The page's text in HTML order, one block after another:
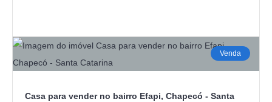
Venda
Casa para vender no bairro Efapi, Chapecó - Santa